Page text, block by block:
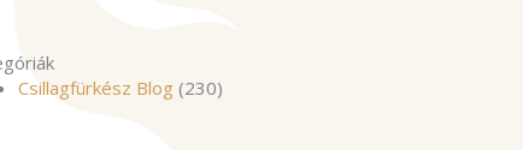
Csillagfürkész Blog (230)